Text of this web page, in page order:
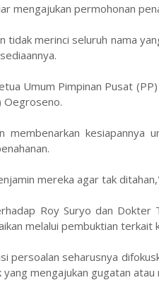
mengajukan permohonan
tidak merinci seluruh nama
Umum Pimpinan Pusat
Oegroseno.
membenarkan
mereka agar tak
Roy Suryo dan
melalui pembuktian terkait
persoalan seharusnya
yang mengajukan gugatan